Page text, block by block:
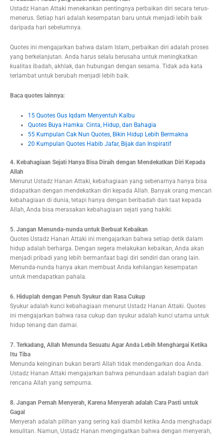
Ustadz Hanan Attaki menekankan pentingnya perbaikan diri secara terus-
menerus. Setiap hari adalah kesempatan baru untuk menjadi lebih baik
daripada hari sebelumnya.
Quotes ini mengajarkan bahwa dalam Islam, perbaikan diri adalah proses
yang berkelanjutan. Anda harus selalu berusaha untuk meningkatkan
kualitas ibadah, akhlak, dan hubungan dengan sesama. Tidak ada kata
terlambat untuk berubah menjadi lebih baik.
Baca quotes lainnya:
15 Quotes Gus Iqdam Menyentuh Kalbu
Quotes Buya Hamka: Cinta, Hidup, dan Bahagia
55 Kumpulan Cak Nun Quotes, Bikin Hidup Lebih Bermakna
20 Kumpulan Quotes Habib Jafar, Bijak dan Inspiratif
4. Kebahagiaan Sejati Hanya Bisa Diraih dengan Mendekatkan Diri Kepada
Allah
Menurut Ustadz Hanan Attaki, kebahagiaan yang sebenarnya hanya bisa
didapatkan dengan mendekatkan diri kepada Allah. Banyak orang mencari
kebahagiaan di dunia, tetapi hanya dengan beribadah dan taat kepada
Allah, Anda bisa merasakan kebahagiaan sejati yang hakiki.
5. Jangan Menunda-nunda untuk Berbuat Kebaikan
Quotes Ustadz Hanan Attaki ini mengajarkan bahwa setiap detik dalam
hidup adalah berharga. Dengan segera melakukan kebaikan, Anda akan
menjadi pribadi yang lebih bermanfaat bagi diri sendiri dan orang lain.
Menunda-nunda hanya akan membuat Anda kehilangan kesempatan
untuk mendapatkan pahala.
6. Hiduplah dengan Penuh Syukur dan Rasa Cukup
Syukur adalah kunci kebahagiaan menurut Ustadz Hanan Attaki. Quotes
ini mengajarkan bahwa rasa cukup dan syukur adalah kunci utama untuk
hidup tenang dan damai.
7. Terkadang, Allah Menunda Sesuatu Agar Anda Lebih Menghargai Ketika
Itu Tiba
Menunda keinginan bukan berarti Allah tidak mendengarkan doa Anda.
Ustadz Hanan Attaki mengajarkan bahwa penundaan adalah bagian dari
rencana Allah yang sempurna.
8. Jangan Pernah Menyerah, Karena Menyerah adalah Cara Pasti untuk
Gagal
Menyerah adalah pilihan yang sering kali diambil ketika Anda menghadapi
kesulitan. Namun, Ustadz Hanan mengingatkan bahwa dengan menyerah,